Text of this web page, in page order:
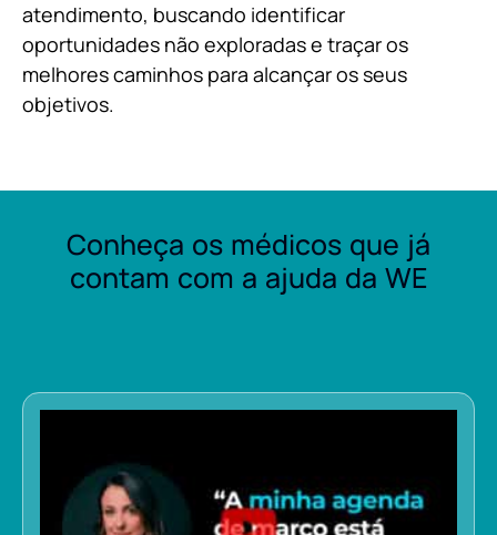
atendimento, buscando identificar
oportunidades não exploradas e traçar os
melhores caminhos para alcançar os seus
objetivos.
Conheça os médicos que já
contam com a ajuda da WE